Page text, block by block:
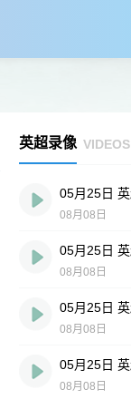
英超录像 VIDEOS
08月08日
08月08日
08月08日
08月08日